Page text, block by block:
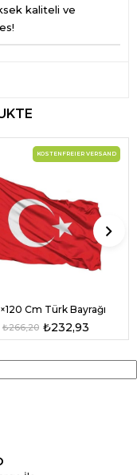
kaliteli ve
Cm Türk Bayrağı
₺232,93
₺266,20
KOSTENFREIER VERSAND